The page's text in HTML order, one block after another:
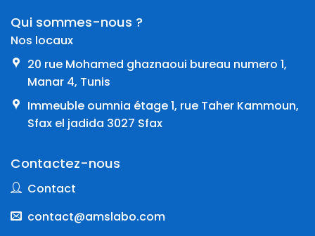
Qui sommes-nous ?
Nos locaux
20 rue Mohamed ghaznaoui bureau numero 1,
Manar 4, Tunis
Immeuble oumnia étage 1, rue Taher Kammoun,
Sfax el jadida 3027 Sfax
Contactez-nous
Contact
contact@amslabo.com